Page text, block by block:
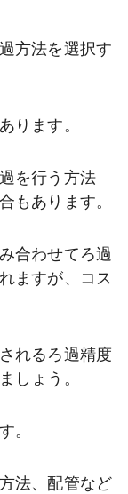
方法を選択す
ります。
を行う方法
もあります。
合わせてろ過
ますが、コス
れるろ過精度
しょう。
。
法、配管など